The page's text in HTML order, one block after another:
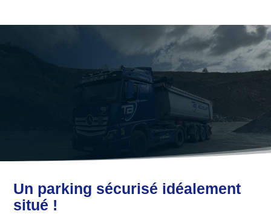
Parking sécurisé
Nous proposons à la location des places de parking sécurisées
pour vos véhicules poids lourds et supers lourds
Un parking sécurisé idéalement
situé !